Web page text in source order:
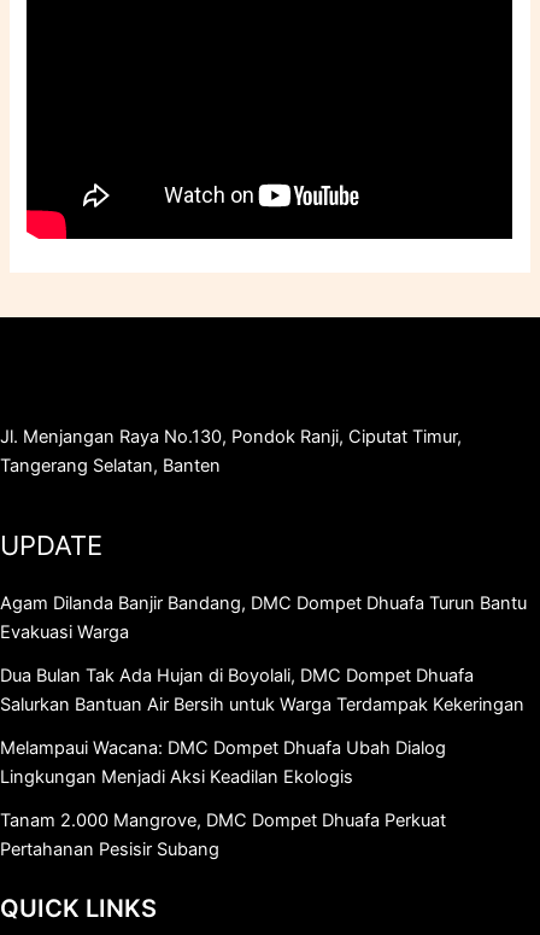
Jl. Menjangan Raya No.130, Pondok Ranji, Ciputat Timur,
Tangerang Selatan, Banten
UPDATE
Agam Dilanda Banjir Bandang, DMC Dompet Dhuafa Turun Bantu
Evakuasi Warga
Dua Bulan Tak Ada Hujan di Boyolali, DMC Dompet Dhuafa
Salurkan Bantuan Air Bersih untuk Warga Terdampak Kekeringan
Melampaui Wacana: DMC Dompet Dhuafa Ubah Dialog
Lingkungan Menjadi Aksi Keadilan Ekologis
Tanam 2.000 Mangrove, DMC Dompet Dhuafa Perkuat
Pertahanan Pesisir Subang
QUICK LINKS